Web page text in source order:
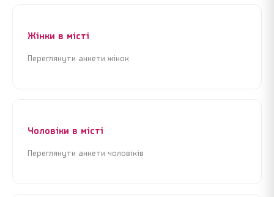
Жінки в місті
Переглянути анкети жінок
Чоловіки в місті
Переглянути анкети чоловіків